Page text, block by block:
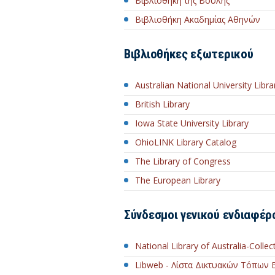
Βιβλιοθήκη Ακαδημίας Αθηνών
Βιβλιοθήκες εξωτερικού
Australian National University
British Library
Iowa State University Library
OhioLINK Library Catalog
The Library of Congress
The European Library
Σύνδεσμοι γενικού
National Library of Australia-
Libweb - Λίστα Δικτυακών Τόπων